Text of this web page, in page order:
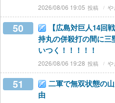
2026/08/06 19:05 や
50
【広島対巨人14回
持丸の併殺打の間に
いつく！！！！！
2026/08/06 19:28 や
51
二軍で無双状態の
由